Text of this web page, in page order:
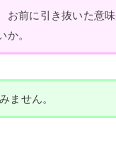
お前に引き抜いた意味
か。
ません。